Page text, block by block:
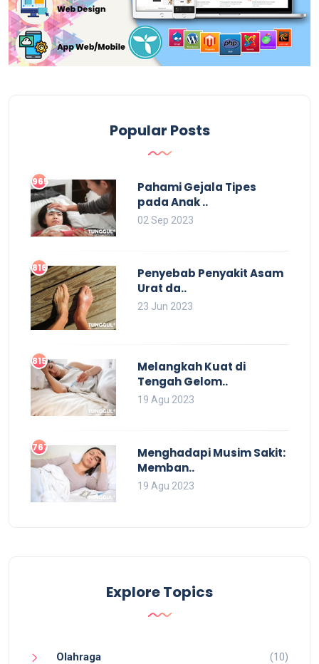
Popular Posts
965
Pahami Gejala Tipes
pada Anak ..
02 Sep 2023
816
Penyebab Penyakit Asam
Urat da..
23 Jun 2023
815
Melangkah Kuat di
Tengah Gelom..
19 Agu 2023
767
Menghadapi Musim Sakit:
Memban..
19 Agu 2023
Explore Topics
Olahraga (10)